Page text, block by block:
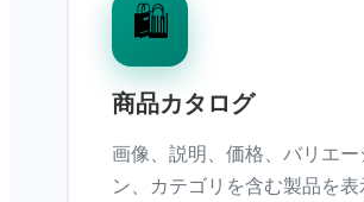
🛍️
商品カタログ
画像、説明、価格、バリエー
ン、カテゴリを含む製品を表